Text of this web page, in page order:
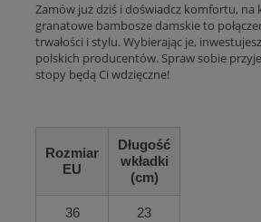
Zamów już dziś i doświadcz komfortu, na
granatowe bambosze damskie to
trwałości i stylu. Wybierając je,
polskich producentów. Spraw sobie
stopy będą Ci wdzięczne!
Rozmiar
EU
Długość
wkładki
(cm)
36 23